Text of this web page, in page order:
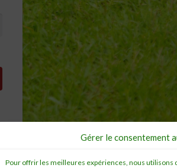
Gérer le consentement
Pour offrir les meilleures expériences, nous utilisons